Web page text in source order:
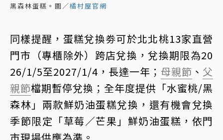
黑森林蛋糕。圖／橘村屋官網
同樣提醒，蛋糕兌換劵可於北北桃13家直營
門市（專櫃除外）跨店兌換，兌換期限為20
26/1/5至2027/1/4，長達一年； 母親節 、 父
親節檔期暫停兌換；全年度提供「水蜜桃/黑
森林」兩款鮮奶油蛋糕兌換，還有機會兌換
季節限定「草莓／芒果」鮮奶油蛋糕，依門
市現場供應為準。